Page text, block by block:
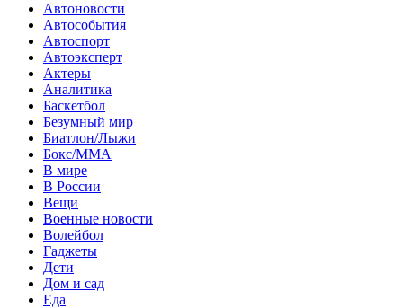
Автоновости
Автособытия
Автоспорт
Автоэксперт
Актеры
Аналитика
Баскетбол
Безумный мир
Биатлон/Лыжи
Бокс/MMA
В мире
В России
Вещи
Военные новости
Волейбол
Гаджеты
Дети
Дом и сад
Еда